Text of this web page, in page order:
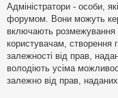
Адміністратори - особи,
форумом. Вони можуть
включають розмежування
користувачам, створення
залежності від прав,
володіють усіма
залежно від прав,